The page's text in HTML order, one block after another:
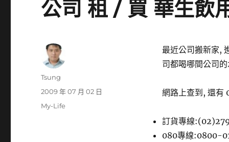
公司 租 / 買 華生飲
最近公司搬新家,
司都喝哪間公司
網路上查到, 還有
訂貨專線
080專線:0800-
作
Tsung
發
日
2009 年 07 月 02 日
分
My-Life